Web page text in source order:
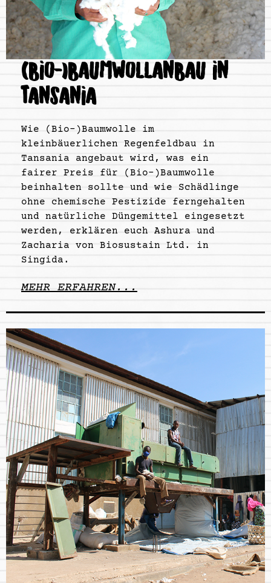
(BIO-)BAUMWOLLANBAU IN
TANSANIA
Wie (Bio-)Baumwolle im
kleinbäuerlichen Regenfeldbau in
Tansania angebaut wird, was ein
fairer Preis für (Bio-)Baumwolle
beinhalten sollte und wie Schädlinge
ohne chemische Pestizide ferngehalten
und natürliche Düngemittel eingesetzt
werden, erklären euch Ashura und
Zacharia von Biosustain Ltd. in
Singida.
MEHR ERFAHREN...